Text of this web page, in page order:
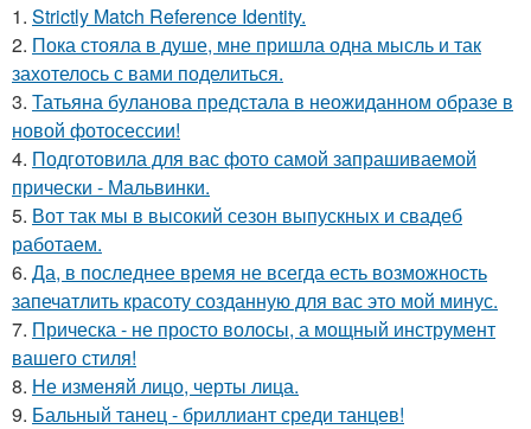
1. Strictly Match Reference Identity.
2. Пока стояла в душе, мне пришла одна мысль и так
захотелось с вами поделиться.
3. Татьяна буланова предстала в неожиданном образе в
новой фотосессии!
4. Подготовила для вас фото самой запрашиваемой
прически - Мальвинки.
5. Вот так мы в высокий сезон выпускных и свадеб
работаем.
6. Да, в последнее время не всегда есть возможность
запечатлить красоту созданную для вас это мой минус.
7. Прическа - не просто волосы, а мощный инструмент
вашего стиля!
8. Не изменяй лицо, черты лица.
9. Бальный танец - бриллиант среди танцев!